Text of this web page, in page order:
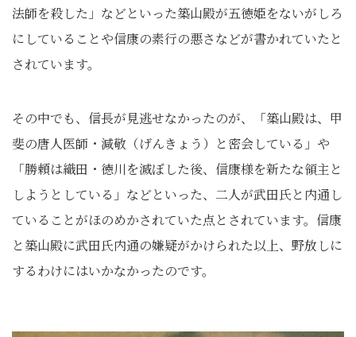
法師を殺した」などといった築山殿が五徳姫をないがしろ
にしていることや信康の素行の悪さなどが書かれていたと
されています。
その中でも、信長が見逃せなかったのが、「築山殿は、甲
斐の唐人医師・減敬（げんきょう）と密会している」や
「勝頼は織田・徳川を滅ぼした後、信康様を新たな領主と
しようとしている」などといった、二人が武田氏と内通し
ていることがほのめかされていた点とされています。信康
と築山殿に武田氏内通の嫌疑がかけられた以上、野放しに
するわけにはいかなかったのです。